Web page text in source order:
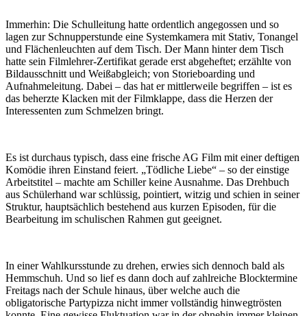
Immerhin: Die Schulleitung hatte ordentlich angegossen und so
lagen zur Schnupperstunde eine Systemkamera mit Stativ, Tonangel
und Flächenleuchten auf dem Tisch. Der Mann hinter dem Tisch
hatte sein Filmlehrer-Zertifikat gerade erst abgeheftet; erzählte von
Bildausschnitt und Weißabgleich; von Storieboarding und
Aufnahmeleitung. Dabei – das hat er mittlerweile begriffen – ist es
das beherzte Klacken mit der Filmklappe, dass die Herzen der
Interessenten zum Schmelzen bringt.
Es ist durchaus typisch, dass eine frische AG Film mit einer deftigen
Komödie ihren Einstand feiert. „Tödliche Liebe“ – so der einstige
Arbeitstitel – machte am Schiller keine Ausnahme. Das Drehbuch
aus Schülerhand war schlüssig, pointiert, witzig und schien in seiner
Struktur, hauptsächlich bestehend aus kurzen Episoden, für die
Bearbeitung im schulischen Rahmen gut geeignet.
In einer Wahlkursstunde zu drehen, erwies sich dennoch bald als
Hemmschuh. Und so lief es dann doch auf zahlreiche Blocktermine
Freitags nach der Schule hinaus, über welche auch die
obligatorische Partypizza nicht immer vollständig hinwegtrösten